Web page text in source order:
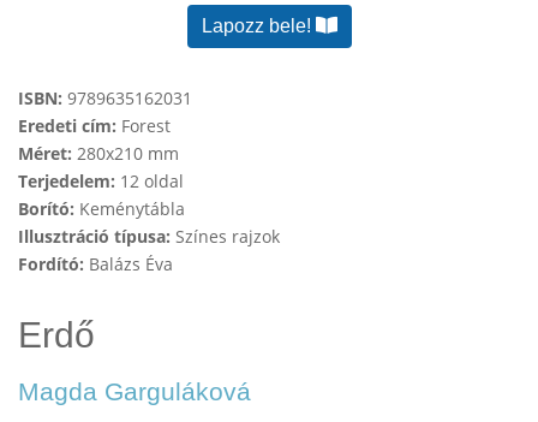
Lapozz bele!
ISBN: 9789635162031
Eredeti cím: Forest
Méret: 280x210 mm
Terjedelem: 12 oldal
Borító: Keménytábla
Illusztráció típusa: Színes rajzok
Fordító: Balázs Éva
Erdő
Magda Garguláková